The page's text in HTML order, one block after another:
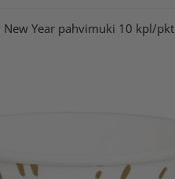
New Year pahvimuki 10 kpl/pkt